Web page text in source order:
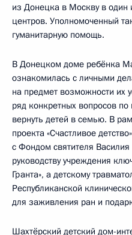
из Донецка в Москву в
центров. Уполномоченный
гуманитарную помощь.
В Донецком доме ребёнка
ознакомилась с личными
на предмет возможности их
ряд конкретных вопросов
вернуть детей в семью. В
проекта «Счастливое
с Фондом святителя Василия
руководству учреждения
Гранта», а детскому
Республиканской
для заживления ран и
Шахтёрский детский дом-